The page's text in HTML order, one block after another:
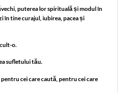
puterea lor spirituală și modul în
în tine curajul, iubirea, pacea și
o.
sufletului tău.
cei care caută, pentru cei care